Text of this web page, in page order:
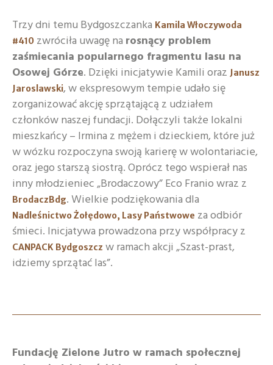
Trzy dni temu Bydgoszczanka Kamila Włoczywoda
#410zwróciła uwagę na rosnący problem
zaśmiecania popularnego fragmentu lasu na
Osowej Górze. Dzięki inicjatywie Kamili oraz Janusz
Jaroslawski, w ekspresowym tempie udało się
zorganizować akcję sprzątającą z udziałem
członków naszej fundacji. Dołączyli także lokalni
mieszkańcy – Irmina z mężem i dzieckiem, które już
w wózku rozpoczyna swoją karierę w wolontariacie,
oraz jego starszą siostrą. Oprócz tego wspierał nas
inny młodzieniec „Brodaczowy” Eco Franio wraz z
BrodaczBdg. Wielkie podziękowania dla
Nadleśnictwo Żołędowo, Lasy Państwowe za odbiór
śmieci. Inicjatywa prowadzona przy współpracy z
CANPACK Bydgoszcz w ramach akcji „Szast-prast,
idziemy sprzątać las”.
Fundację Zielone Jutro w ramach społecznej